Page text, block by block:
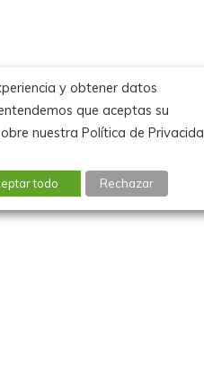
y obtener datos
que aceptas su
nuestra Política de
todo Rechazar